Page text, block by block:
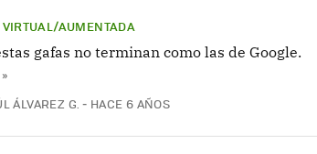
AUMENTADA
gafas no terminan como las de Google.
ÁLVAREZ G. HACE 6 AÑOS